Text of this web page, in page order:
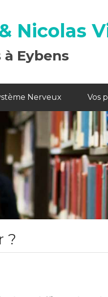
Nicolas
Eybens
Nerveux Vos
?